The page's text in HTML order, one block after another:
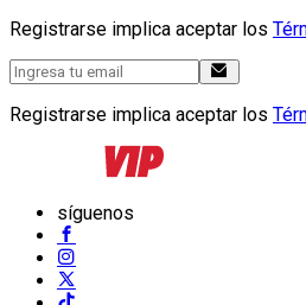
Registrarse implica aceptar los
Registrarse implica aceptar los
síguenos